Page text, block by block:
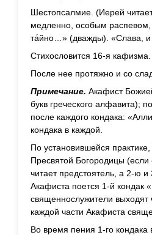
Шестопсалмие. (Иерей
медленно, особым
та́йно…» (дважды). «Слава, и
Стихословится 16-я
После нее протяжно и со
Примечание. Акафист
букв греческого алфавита);
после каждого кондака:
кондака в каждой.
По установившейся
Пресвятой Богородицы
читает предстоятель, а 2-ю
Акафиста поется 1-й кондак
священнослужители выходят
каждой части Акафиста
Во время пения 1-го кондака